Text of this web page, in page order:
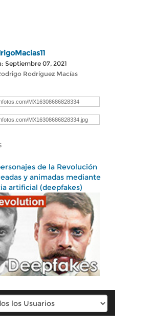
Septiembre 07, 2021
Rodríguez Macías
de la Revolución
y animadas mediante
artificial (deepfakes)